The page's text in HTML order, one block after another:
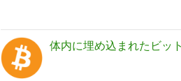
体内に埋め込まれたビッ